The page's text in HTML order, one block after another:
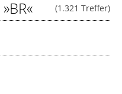
(1.321 Treffer)
»BR«